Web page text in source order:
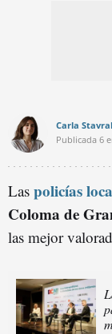
Carla
Publicada 6
Las policías
Coloma de
las mejor